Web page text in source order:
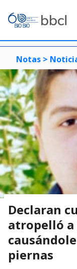
Notas >
Declaran
atropelló a
piernas